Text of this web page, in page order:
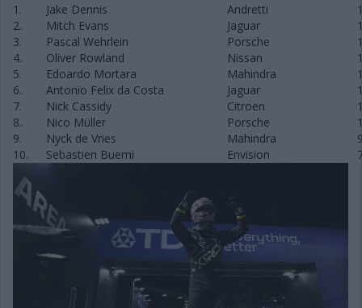
1.
Jake Dennis Andretti
2.
Mitch Evans Jaguar
3.
Pascal Wehrlein Porsche
4.
Oliver Rowland Nissan
5.
Edoardo Mortara Mahindra
6.
Antonio Felix da Costa Jaguar
7.
Nick Cassidy Citroen
8.
Nico Müller Porsche
9.
Nyck de Vries Mahindra
10.
Sebastien Buemi Envision